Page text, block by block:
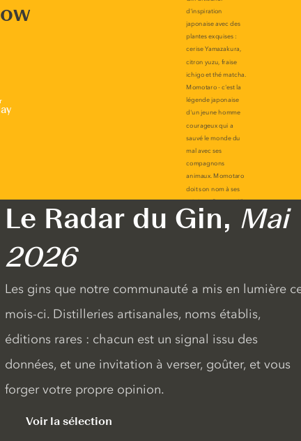
Le Radar du Gin, Mai
2026
Les gins que notre communauté a mis en lumière
mois-ci. Distilleries artisanales, noms établis,
éditions rares : chacun est un signal issu des
données, et une invitation à verser, goûter, et vous
forger votre propre opinion.
Voir la sélection